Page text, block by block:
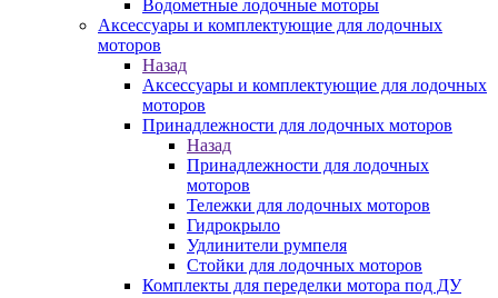
Водометные лодочные моторы
Аксессуары и комплектующие для лодочных
моторов
Назад
Аксессуары и комплектующие для лодочных
моторов
Принадлежности для лодочных моторов
Назад
Принадлежности для лодочных
моторов
Тележки для лодочных моторов
Гидрокрыло
Удлинители румпеля
Стойки для лодочных моторов
Комплекты для переделки мотора под ДУ